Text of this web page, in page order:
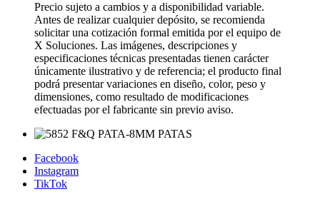
Precio sujeto a cambios y a disponibilidad variable.
Antes de realizar cualquier depósito, se recomienda
solicitar una cotización formal emitida por el equipo de
X Soluciones. Las imágenes, descripciones y
especificaciones técnicas presentadas tienen carácter
únicamente ilustrativo y de referencia; el producto final
podrá presentar variaciones en diseño, color, peso y
dimensiones, como resultado de modificaciones
efectuadas por el fabricante sin previo aviso.
Facebook
Instagram
TikTok